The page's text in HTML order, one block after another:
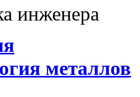
инженера
металлов